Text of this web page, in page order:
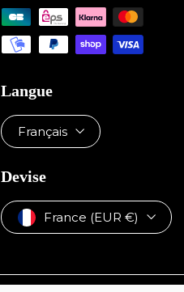
Langue
Français
Devise
France (EUR €)